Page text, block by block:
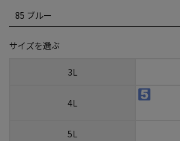
サイズを選ぶ
3L
4L
5L